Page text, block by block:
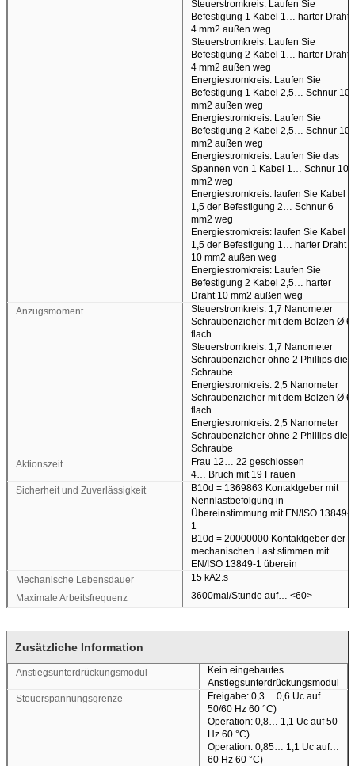
Steuerstromkreis: Laufen Sie
Befestigung 1 Kabel 1… harter Draht
4 mm2 außen weg
Steuerstromkreis: Laufen Sie
Befestigung 2 Kabel 1… harter Draht
4 mm2 außen weg
Energiestromkreis: Laufen Sie
Befestigung 1 Kabel 2,5… Schnur 10
mm2 außen weg
Energiestromkreis: Laufen Sie
Befestigung 2 Kabel 2,5… Schnur 10
mm2 außen weg
Energiestromkreis: Laufen Sie das
Spannen von 1 Kabel 1… Schnur 10
mm2 weg
Energiestromkreis: laufen Sie Kabel
1,5 der Befestigung 2… Schnur 6
mm2 weg
Energiestromkreis: laufen Sie Kabel
1,5 der Befestigung 1… harter Draht
10 mm2 außen weg
Energiestromkreis: Laufen Sie
Befestigung 2 Kabel 2,5… harter
Draht 10 mm2 außen weg
Anzugsmoment
Steuerstromkreis: 1,7 Nanometer
Schraubenzieher mit dem Bolzen Ø 6
flach
Steuerstromkreis: 1,7 Nanometer
Schraubenzieher ohne 2 Phillips die
Schraube
Energiestromkreis: 2,5 Nanometer
Schraubenzieher mit dem Bolzen Ø 6
flach
Energiestromkreis: 2,5 Nanometer
Schraubenzieher ohne 2 Phillips die
Schraube
Aktionszeit
Frau 12… 22 geschlossen
4… Bruch mit 19 Frauen
Sicherheit und Zuverlässigkeit
B10d = 1369863 Kontaktgeber mit
Nennlastbefolgung in
Übereinstimmung mit EN/ISO 13849-
1
B10d = 20000000 Kontaktgeber der
mechanischen Last stimmen mit
EN/ISO 13849-1 überein
Mechanische Lebensdauer
15 kA2.s
Maximale Arbeitsfrequenz
3600mal/Stunde auf… <60>
Zusätzliche Information
Anstiegsunterdrückungsmodul
Kein eingebautes
Anstiegsunterdrückungsmodul
Steuerspannungsgrenze
Freigabe: 0,3… 0,6 Uc auf
50/60 Hz 60 °C)
Operation: 0,8… 1,1 Uc auf 50
Hz 60 °C)
Operation: 0,85… 1,1 Uc auf…
60 Hz 60 °C)